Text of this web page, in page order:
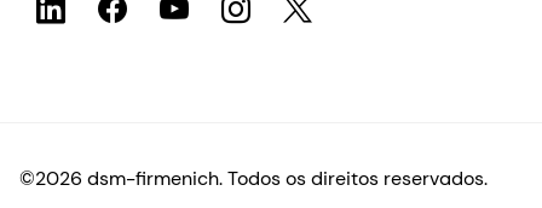
©2026 dsm-firmenich. Todos os direitos reservados.